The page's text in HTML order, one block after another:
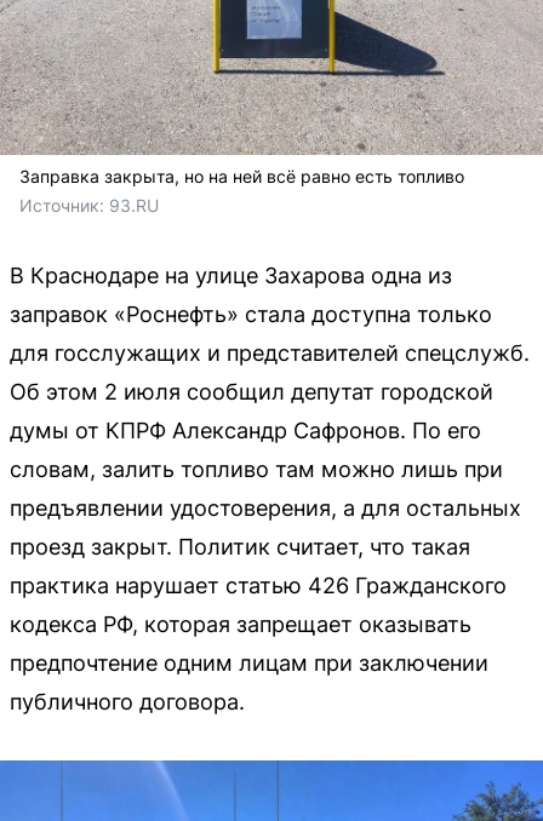
Заправка закрыта, но на ней всё равно есть топливо
Источник: 93.RU
В Краснодаре на улице Захарова одна из
заправок «Роснефть» стала доступна только
для госслужащих и представителей спецслужб.
Об этом 2 июля сообщил депутат городской
думы от КПРФ Александр Сафронов. По его
словам, залить топливо там можно лишь при
предъявлении удостоверения, а для остальных
проезд закрыт. Политик считает, что такая
практика нарушает статью 426 Гражданского
кодекса РФ, которая запрещает оказывать
предпочтение одним лицам при заключении
публичного договора.